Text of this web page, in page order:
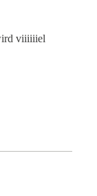
viiiiiiel